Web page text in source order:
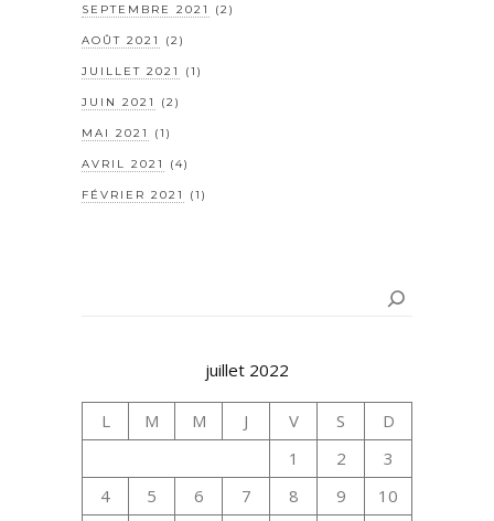
SEPTEMBRE 2021 (2)
AOÛT 2021 (2)
JUILLET 2021 (1)
JUIN 2021 (2)
MAI 2021 (1)
AVRIL 2021 (4)
FÉVRIER 2021 (1)
juillet 2022
L M M J V S
D
1
2
3
4
5 6 7 8 9
10